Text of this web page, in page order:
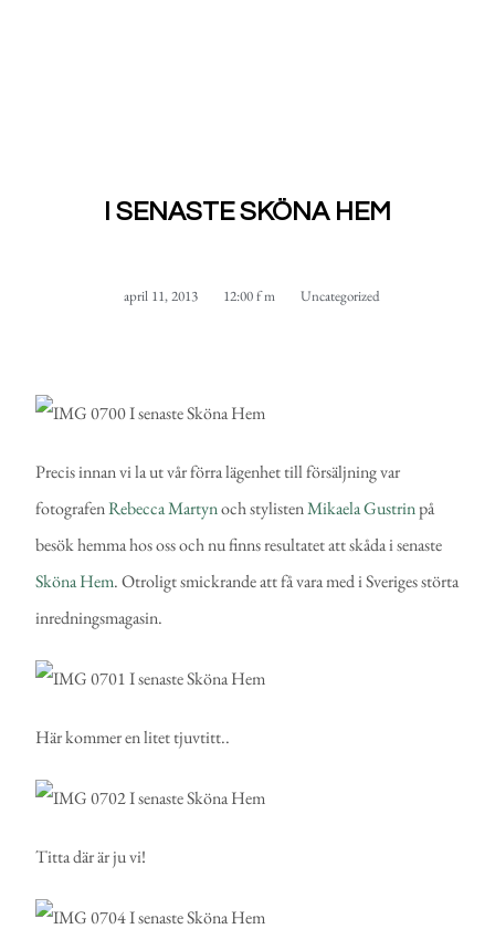
I SENASTE SKÖNA HEM
april 11, 2013 12:00 f m Uncategorized
Precis innan vi la ut vår förra lägenhet till försäljning var
fotografenRebecca Martynoch stylistenMikaela Gustrinpå
besök hemma hos oss och nu finns resultatet att skåda i senaste
Sköna Hem. Otroligt smickrande att få vara med i Sveriges störta
inredningsmagasin.
Här kommer en litet tjuvtitt..
Titta där är ju vi!